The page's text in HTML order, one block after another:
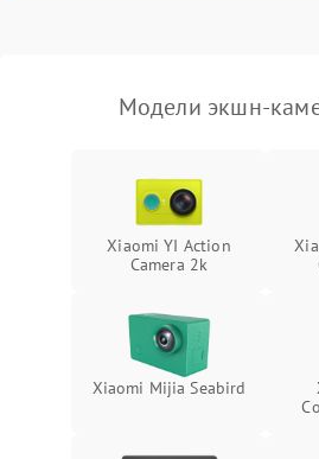
Повреждение системы
защиты от перегрева
1000 ₽
перенапряжения
Неисправность системы
1000 ₽
Модели экшн-
Xiaomi YI Action
Camera 2k
Xiaomi Mijia Seabird